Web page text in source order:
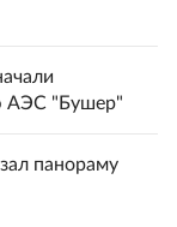
АЭС "Бушер"
панораму